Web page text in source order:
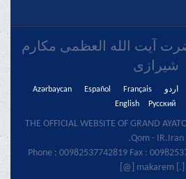
آیت الله العظمی مکارم
شیرازی
اردو Français
Español
Azərbaycan
Русский
English
THE OFFICIAL WEBSITE OF GRAND
Qom - IR.Iran.
Phone : 00982537742819 Fax :
[@] makarem